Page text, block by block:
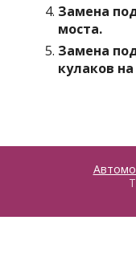
Замена
моста.
Замена
кулаков